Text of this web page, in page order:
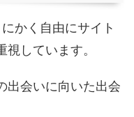
かく自由にサイト
しています。
出会いに向いた出会